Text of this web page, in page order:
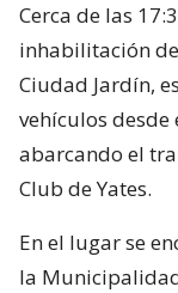
Cerca de las
inhabilitación
Ciudad Jardín,
vehículos desde
abarcando el
Club de Yates.
En el lugar se
la